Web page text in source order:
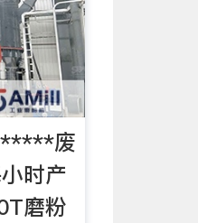
废
时产
磨粉